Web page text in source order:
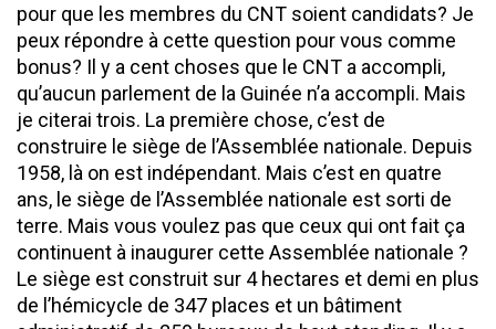
pour que les membres du CNT soient candidats? Je
peux répondre à cette question pour vous comme
bonus? Il y a cent choses que le CNT a accompli,
qu’aucun parlement de la Guinée n’a accompli. Mais
je citerai trois. La première chose, c’est de
construire le siège de l’Assemblée nationale. Depuis
1958, là on est indépendant. Mais c’est en quatre
ans, le siège de l’Assemblée nationale est sorti de
terre. Mais vous voulez pas que ceux qui ont fait ça
continuent à inaugurer cette Assemblée nationale ?
Le siège est construit sur 4 hectares et demi en plus
de l’hémicycle de 347 places et un bâtiment